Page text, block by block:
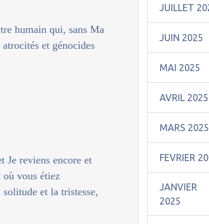
humain qui, sans Ma
et génocides
Je reviens encore et
vous étiez
et la tristesse,
JUILLET
JUIN 2025
MAI 2025
AVRIL 2025
MARS 2025
FEVRIER
JANVIER
2025